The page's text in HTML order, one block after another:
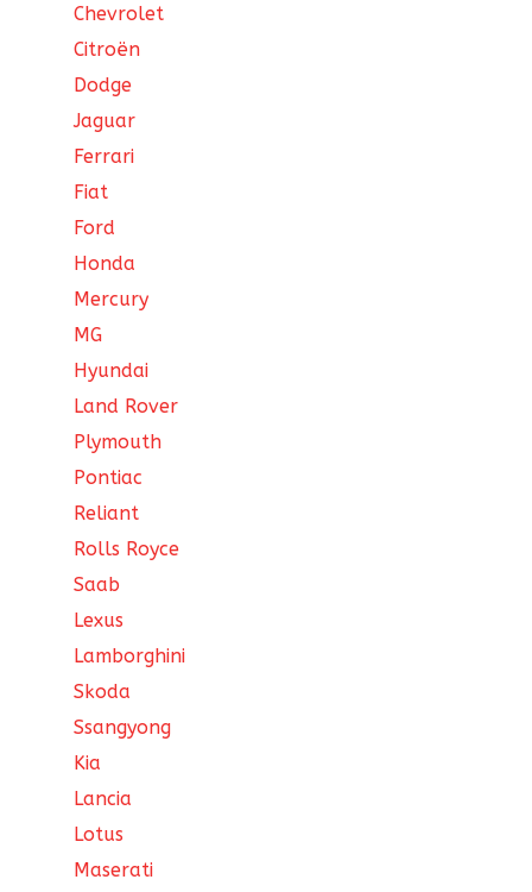
Chevrolet
Citroën
Dodge
Jaguar
Ferrari
Fiat
Ford
Honda
Mercury
MG
Hyundai
Land Rover
Plymouth
Pontiac
Reliant
Rolls Royce
Saab
Lexus
Lamborghini
Skoda
Ssangyong
Kia
Lancia
Lotus
Maserati